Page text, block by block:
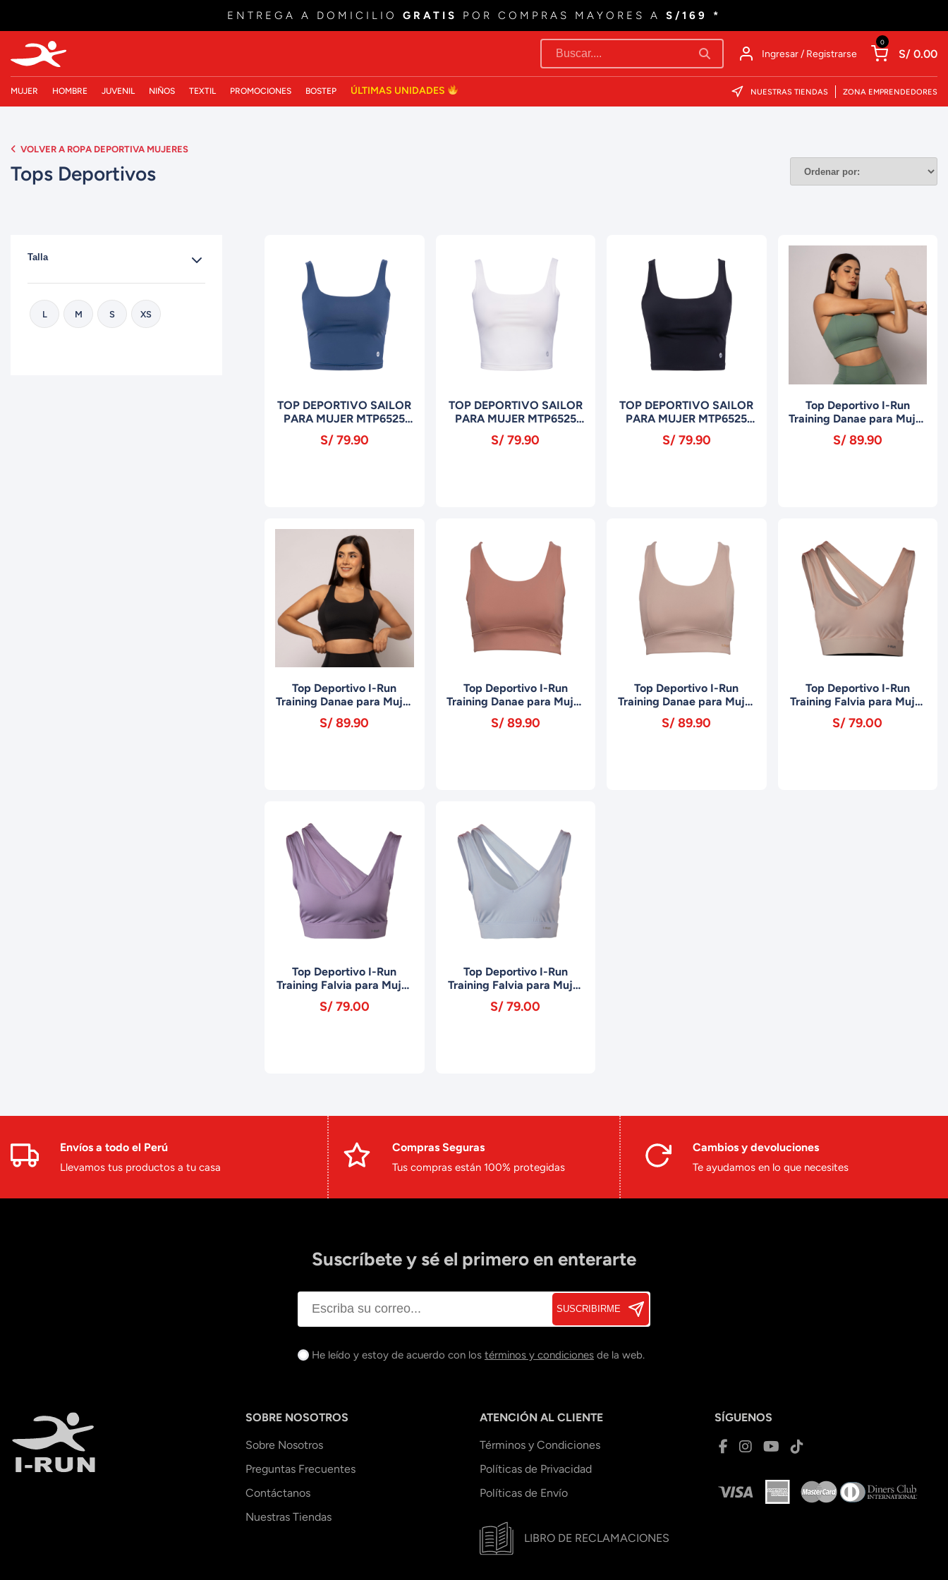
ENTREGA A DOMICILIO GRATIS POR COMPRAS MAYORES A S/169 *
Ingresar / Registrarse
0
S/ 0.00
MUJER HOMBRE JUVENIL NIÑOS TEXTIL PROMOCIONES BOSTEP ÚLTIMAS UNIDADES NUESTRAS TIENDAS ZONA EMPRENDEDORES
VOLVER A ROPA DEPORTIVA MUJERES
Tops Deportivos
Talla
L M S XS
TOP DEPORTIVO SAILOR
PARA MUJER MTP6525
AZUL
S/ 79.90
TOP DEPORTIVO SAILOR
PARA MUJER MTP6525
BLANCO
S/ 79.90
TOP DEPORTIVO SAILOR
PARA MUJER MTP6525
NEGRO
S/ 79.90
Top Deportivo I-Run
Training Danae para Mujer
MTP0224 Verde
S/ 89.90
Top Deportivo I-Run
Training Danae para Mujer
MTP0224 Negro
S/ 89.90
Top Deportivo I-Run
Training Danae para Mujer
MTP0224 Dusty
S/ 89.90
Top Deportivo I-Run
Training Danae para Mujer
MTP0224 Cafe
S/ 89.90
Top Deportivo I-Run
Training Falvia para Mujer
MTT-3106 Melon
S/ 79.00
Top Deportivo I-Run
Training Falvia para Mujer
MTT-3106 Lavanda
S/ 79.00
Top Deportivo I-Run
Training Falvia para Mujer
MTT-3106 Atlantic
S/ 79.00
Envíos a todo el Perú
Llevamos tus productos a tu casa
Compras Seguras
Tus compras están 100% protegidas
Cambios y devoluciones
Te ayudamos en lo que necesites
Suscríbete y sé el primero en enterarte
SUSCRIBIRME
He leído y estoy de acuerdo con los términos y condiciones de la web.
SOBRE NOSOTROS
Sobre Nosotros
Preguntas Frecuentes
Contáctanos
Nuestras Tiendas
ATENCIÓN AL CLIENTE
Términos y Condiciones
Políticas de Privacidad
Políticas de Envío
LIBRO DE RECLAMACIONES
SÍGUENOS